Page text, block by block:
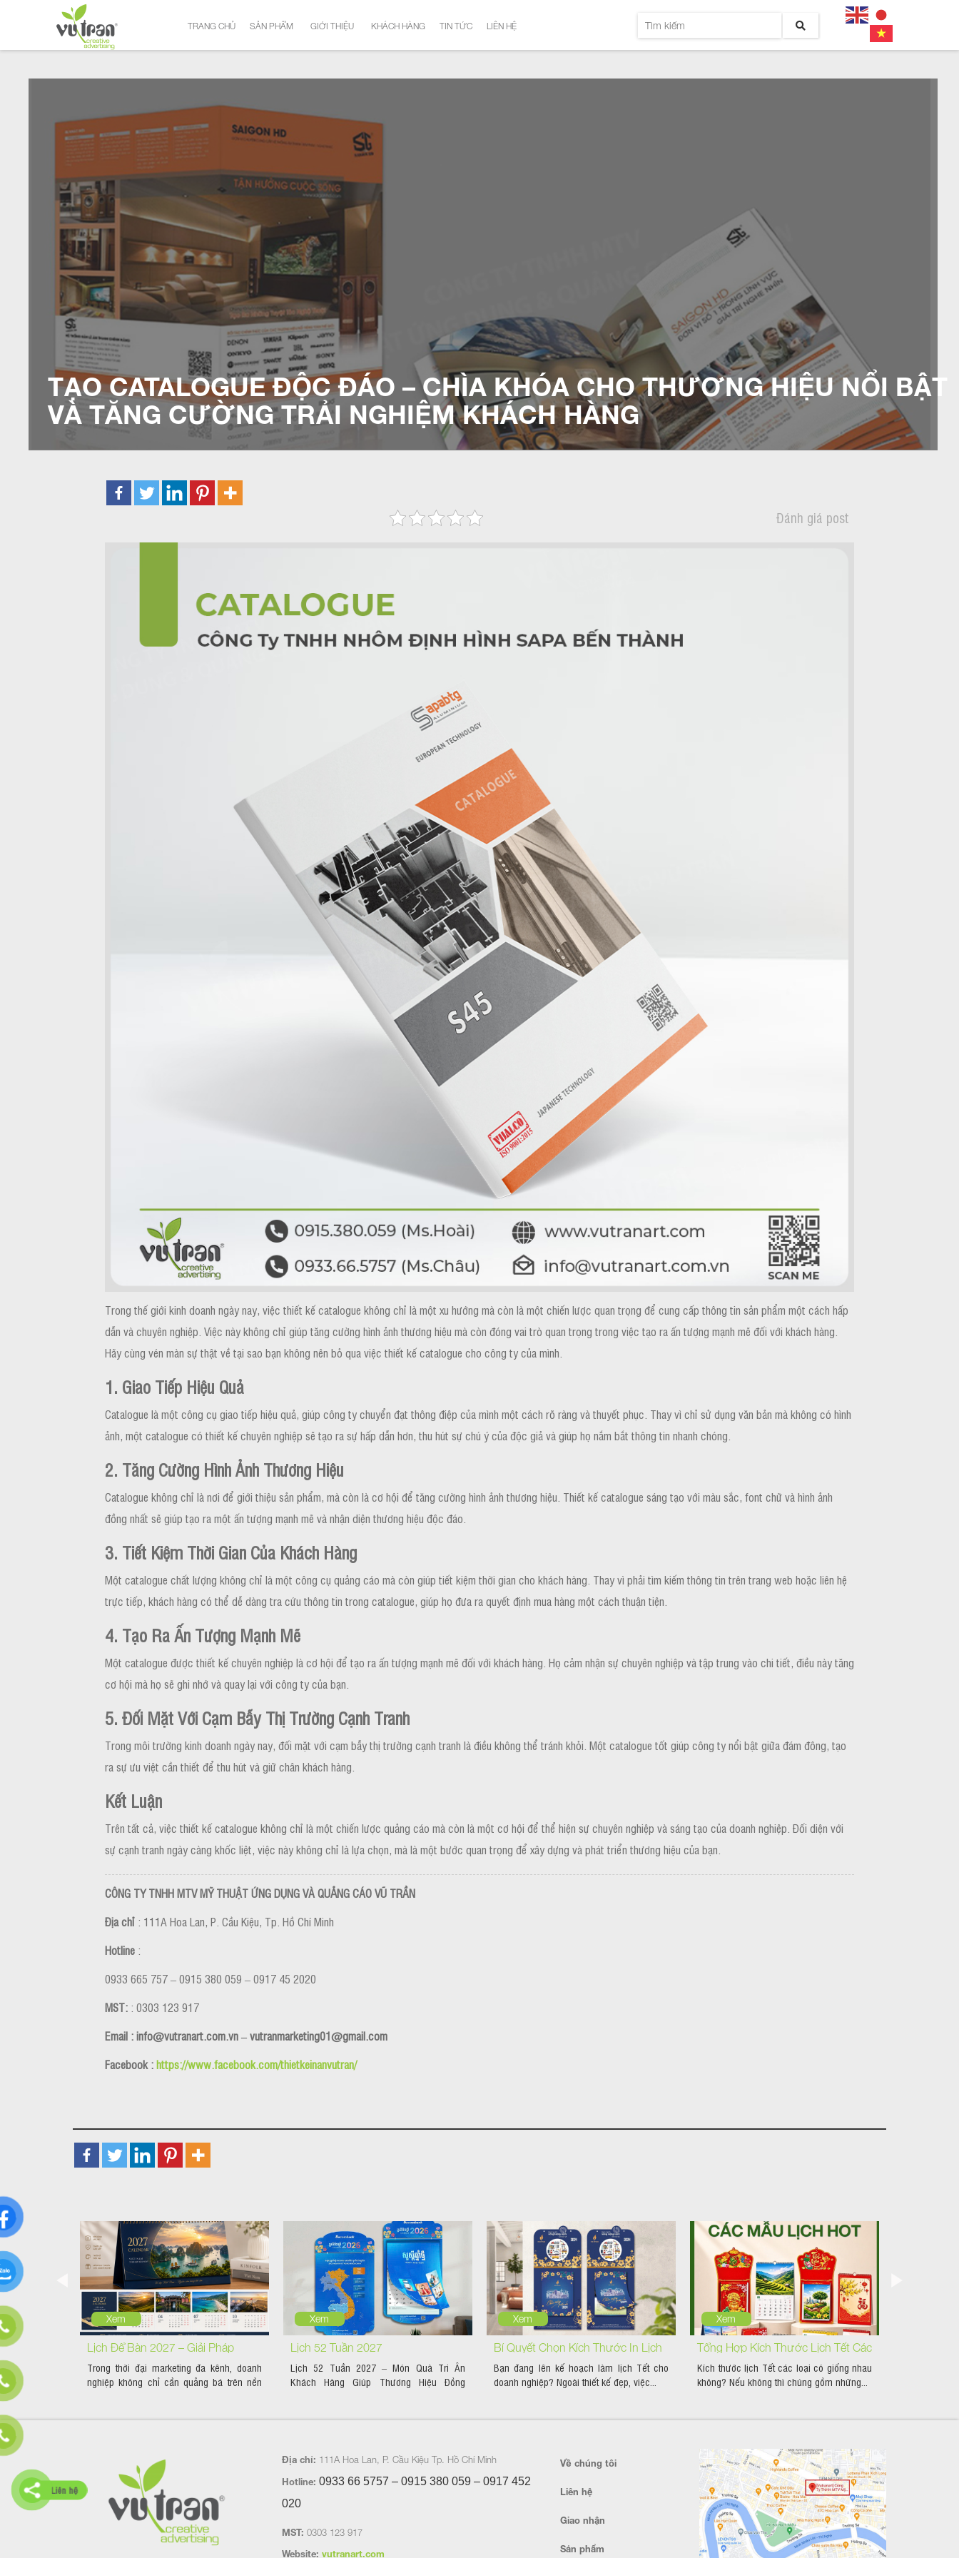
TRANG CHỦ SẢN PHẨM GIỚI THIỆU KHÁCH HÀNG TIN TỨC LIÊN HỆ
TẠO CATALOGUE ĐỘC ĐÁO – CHÌA KHÓA CHO THƯƠNG HIỆU NỔI BẬT
VÀ TĂNG CƯỜNG TRẢI NGHIỆM KHÁCH HÀNG
Đánh giá post
Trong thế giới kinh doanh ngày nay, việc thiết kế catalogue không chỉ là một xu hướng mà còn là một chiến lược quan trọng để cung cấp thông tin sản phẩm một cách hấp
dẫn và chuyên nghiệp. Việc này không chỉ giúp tăng cường hình ảnh thương hiệu mà còn đóng vai trò quan trọng trong việc tạo ra ấn tượng mạnh mẽ đối với khách hàng.
Hãy cùng vén màn sự thật về tại sao bạn không nên bỏ qua việc thiết kế catalogue cho công ty của mình.
1. Giao Tiếp Hiệu Quả
Catalogue là một công cụ giao tiếp hiệu quả, giúp công ty chuyển đạt thông điệp của mình một cách rõ ràng và thuyết phục. Thay vì chỉ sử dụng văn bản mà không có hình
ảnh, một catalogue có thiết kế chuyên nghiệp sẽ tạo ra sự hấp dẫn hơn, thu hút sự chú ý của độc giả và giúp họ nắm bắt thông tin nhanh chóng.
2. Tăng Cường Hình Ảnh Thương Hiệu
Catalogue không chỉ là nơi để giới thiệu sản phẩm, mà còn là cơ hội để tăng cường hình ảnh thương hiệu. Thiết kế catalogue sáng tạo với màu sắc, font chữ và hình ảnh
đồng nhất sẽ giúp tạo ra một ấn tượng mạnh mẽ và nhận diện thương hiệu độc đáo.
3. Tiết Kiệm Thời Gian Của Khách Hàng
Một catalogue chất lượng không chỉ là một công cụ quảng cáo mà còn giúp tiết kiệm thời gian cho khách hàng. Thay vì phải tìm kiếm thông tin trên trang web hoặc liên hệ
trực tiếp, khách hàng có thể dễ dàng tra cứu thông tin trong catalogue, giúp họ đưa ra quyết định mua hàng một cách thuận tiện.
4. Tạo Ra Ấn Tượng Mạnh Mẽ
Một catalogue được thiết kế chuyên nghiệp là cơ hội để tạo ra ấn tượng mạnh mẽ đối với khách hàng. Họ cảm nhận sự chuyên nghiệp và tập trung vào chi tiết, điều này tăng
cơ hội mà họ sẽ ghi nhớ và quay lại với công ty của bạn.
5. Đối Mặt Với Cạm Bẫy Thị Trường Cạnh Tranh
Trong môi trường kinh doanh ngày nay, đối mặt với cạm bẫy thị trường cạnh tranh là điều không thể tránh khỏi. Một catalogue tốt giúp công ty nổi bật giữa đám đông, tạo
ra sự ưu việt cần thiết để thu hút và giữ chân khách hàng.
Kết Luận
Trên tất cả, việc thiết kế catalogue không chỉ là một chiến lược quảng cáo mà còn là một cơ hội để thể hiện sự chuyên nghiệp và sáng tạo của doanh nghiệp. Đối diện với
sự cạnh tranh ngày càng khốc liệt, việc này không chỉ là lựa chọn, mà là một bước quan trọng để xây dựng và phát triển thương hiệu của bạn.
CÔNG TY TNHH MTV MỸ THUẬT ỨNG DỤNG VÀ QUẢNG CÁO VŨ TRẦN
Địa chỉ : 111A Hoa Lan, P. Cầu Kiệu, Tp. Hồ Chí Minh
Hotline :
0933 665 757 – 0915 380 059 – 0917 45 2020
MST: : 0303 123 917
Email : info@vutranart.com.vn – vutranmarketing01@gmail.com
Facebook :https://www.facebook.com/thietkeinanvutran/
Cầu –
Nghiệp
đại, một
còn...
Xem
Lịch Để Bàn 2027 – Giải Pháp
Quảng Bá Thương Hiệu Hiệu Quả
Suốt 365 Ngày
Trong thời đại marketing đa kênh, doanh
nghiệp không chỉ cần quảng bá trên nền
Xem
Lịch 52 Tuần 2027
Lịch 52 Tuần 2027 – Món Quà Tri Ân
Khách Hàng Giúp Thương Hiệu Đồng
Xem
Bí Quyết Chọn Kích Thước In Lịch
Đẹp Và Chuẩn Cho Doanh Nghiệp
Của Bạn
Bạn đang lên kế hoạch làm lịch Tết cho
doanh nghiệp? Ngoài thiết kế đẹp, việc...
Xem
Tổng Hợp Kích Thước Lịch Tết Các
Loại Thông Dụng Nhất
Kích thước lịch Tết các loại có giống nhau
không? Nếu không thì chúng gồm những...
Địa chỉ: 111A Hoa Lan, P. Cầu Kiệu Tp. Hồ Chí Minh
Hotline: 0933 66 5757 – 0915 380 059 – 0917 452
020
MST: 0303 123 917
Website: vutranart.com
Về chúng tôi
Liên hệ
Giao nhận
Sản phẩm
Liên hệ